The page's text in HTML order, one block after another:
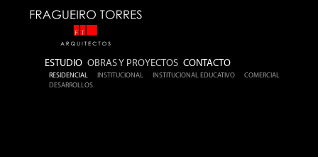
ESTUDIO OBRAS Y PROYECTOS CONTACTO
RESIDENCIAL INSTITUCIONAL INSTITUCIONAL EDUCATIVO
COMERCIAL
DESARROLLOS